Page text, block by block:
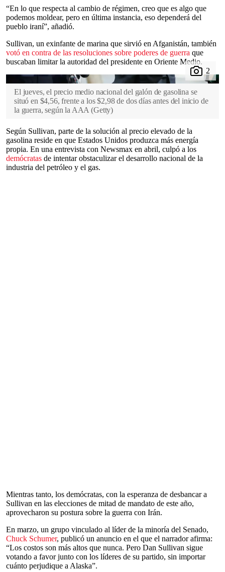
“En lo que respecta al cambio de régimen, creo que es algo que
podemos moldear, pero en última instancia, eso dependerá del
pueblo iraní”, añadió.
Sullivan, un exinfante de marina que sirvió en Afganistán, también
votó en contra de las resoluciones sobre poderes de guerra que
buscaban limitar la autoridad del presidente en Oriente Medio.
El jueves, el precio medio nacional del galón de gasolina se
situó en $4,56, frente a los $2,98 de dos días antes del inicio de
la guerra, según la AAA (Getty)
Según Sullivan, parte de la solución al precio elevado de la
gasolina reside en que Estados Unidos produzca más energía
propia. En una entrevista con Newsmax en abril, culpó a los
demócratas de intentar obstaculizar el desarrollo nacional de la
industria del petróleo y el gas.
Mientras tanto, los demócratas, con la esperanza de desbancar a
Sullivan en las elecciones de mitad de mandato de este año,
aprovecharon su postura sobre la guerra con Irán.
En marzo, un grupo vinculado al líder de la minoría del Senado,
Chuck Schumer, publicó un anuncio en el que el narrador afirma:
“Los costos son más altos que nunca. Pero Dan Sullivan sigue
votando a favor junto con los líderes de su partido, sin importar
cuánto perjudique a Alaska”.